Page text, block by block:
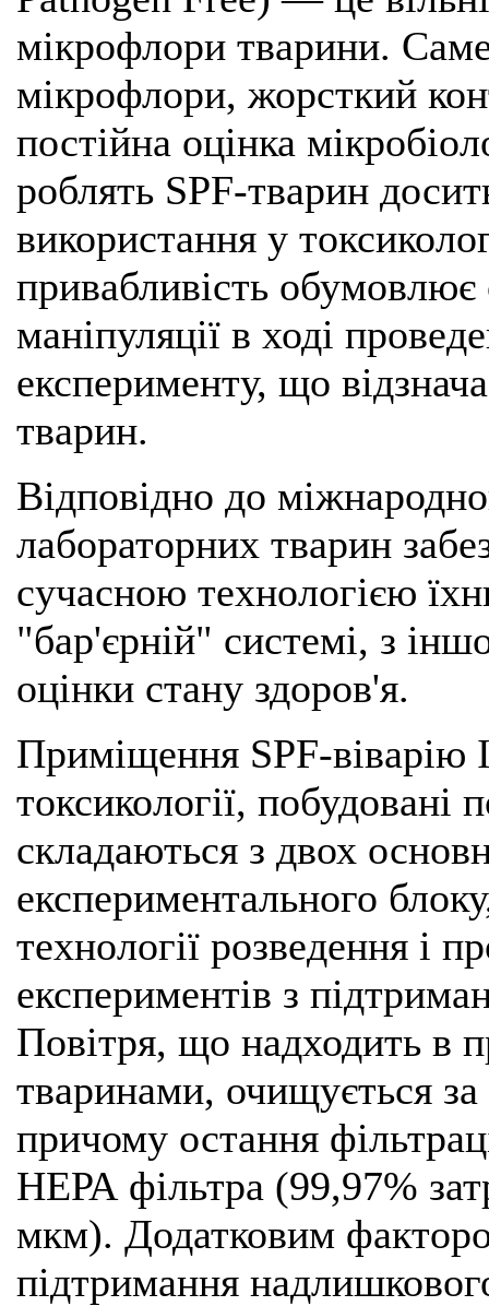
мікрофлори тварини. Саме
мікрофлори, жорсткий
постійна оцінка
роблять SPF-тварин
використання у
привабливість обумовлює
маніпуляції в ході
експерименту, що
тварин.
Відповідно до
лабораторних тварин
сучасною технологією
"бар'єрній" системі, з
оцінки стану здоров'я.
Приміщення SPF-віварію
токсикології,
складаються з двох
експериментального
технології розведення і
експериментів з
Повітря, що надходить в
тваринами, очищується
причому остання
НЕРА фільтра (99,97%
мкм). Додатковим
підтримання